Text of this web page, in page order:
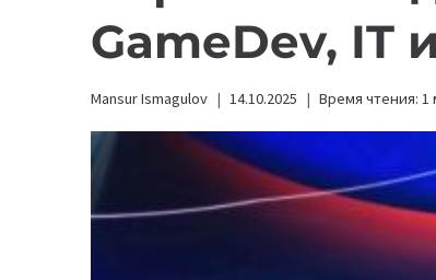
GameDev, IT
Mansur Ismagulov 14.10.2025 Время чтения: 1